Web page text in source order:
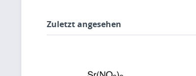
Zuletzt angesehen